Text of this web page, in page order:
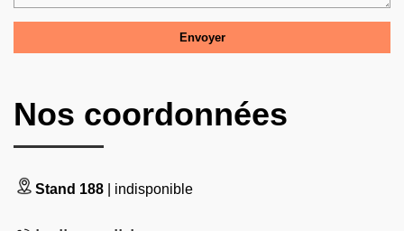
Nos coordonnées
Stand 188 | indisponible